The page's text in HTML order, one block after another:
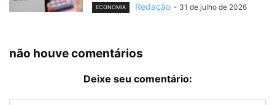
ECONOMIA Redação - 31 de julho de 2026
não houve comentários
Deixe seu comentário: